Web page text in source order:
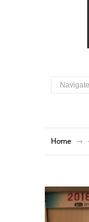
Home